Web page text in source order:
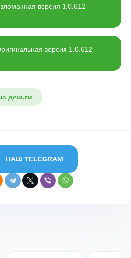
версия 1.0.612
версия 1.0.612
деньги
НАШ TELEGRAM